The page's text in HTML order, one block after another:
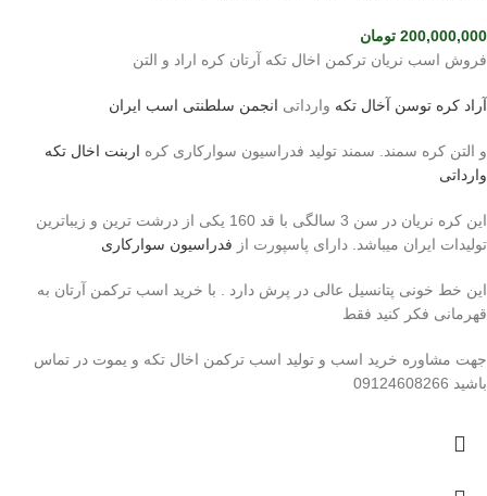
200,000,000 تومان
فروش اسب نریان ترکمن اخال تکه آرتان کره اراد و التن
آراد کره توسن آخال تکه وارداتی انجمن سلطنتی اسب ایران
و التن کره سمند. سمند تولید فدراسیون سوارکاری کره اربنت اخال تکه
وارداتی
این کره نریان در سن 3 سالگی با قد 160 یکی از درشت ترین و زیباترین
تولیدات ایران میباشد. دارای پاسپورت از فدراسیون سوارکاری
این خط خونی پتانسیل عالی در پرش دارد . با خرید اسب ترکمن آرتان به
قهرمانی فکر کنید فقط
جهت مشاوره خرید اسب و تولید اسب ترکمن اخال تکه و یموت در تماس
باشید 09124608266